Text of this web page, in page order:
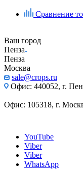
Сравнение
Ваш город
Пенза
Пенза
Москва
sale@crops.ru
Офис: 440052, г.
Офис: 105318, г.
YouTube
Viber
Viber
WhatsApp